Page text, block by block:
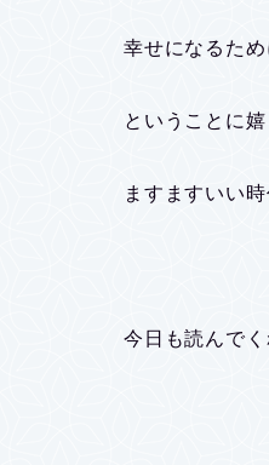
幸せになるた
ということに
ますますいい
今日も読んで